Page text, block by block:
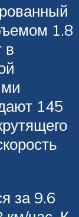
1.8
в
145
за 9.6